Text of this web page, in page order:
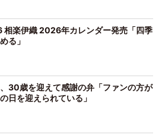
相楽伊織 2026年カレンダー発売「四季
る」
30歳を迎えて感謝の弁「ファンの方が
日を迎えられている」